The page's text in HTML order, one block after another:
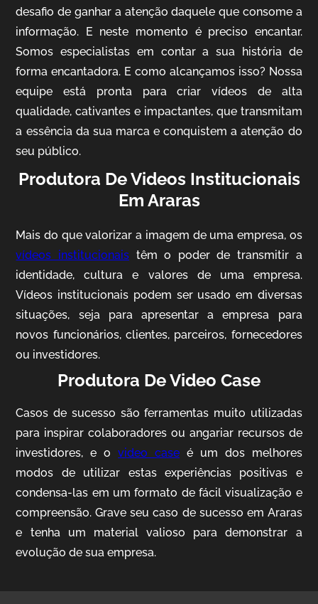
IQVIA
Cobertura de Eventos
Mosaic
desafio de ganhar a atenção daquele que consome a
informação. E neste momento é preciso encantar.
Somos especialistas em contar a sua história de
forma encantadora. E como alcançamos isso? Nossa
equipe está pronta para criar vídeos de alta
qualidade, cativantes e impactantes, que transmitam
a essência da sua marca e conquistem a atenção do
seu público.
Produtora De Videos Institucionais
Em Araras
Mais do que valorizar a imagem de uma empresa, os
vídeos institucionais têm o poder de transmitir a
identidade, cultura e valores de uma empresa.
Vídeos institucionais podem ser usado em diversas
situações, seja para apresentar a empresa para
novos funcionários, clientes, parceiros, fornecedores
ou investidores.
Produtora De Video Case
Casos de sucesso são ferramentas muito utilizadas
para inspirar colaboradores ou angariar recursos de
investidores, e ovideo case é um dos melhores
modos de utilizar estas experiências positivas e
condensa-las em um formato de fácil visualização e
compreensão. Grave seu caso de sucesso em Araras
e tenha um material valioso para demonstrar a
evolução de sua empresa.